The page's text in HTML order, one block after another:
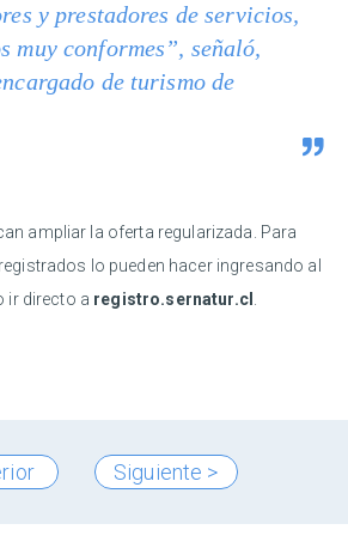
y prestadores de servicios,
muy conformes”, señaló,
de turismo de
ampliar la oferta regularizada. Para
lo pueden hacer ingresando al
ir directo a registro.sernatur.cl
Siguiente >